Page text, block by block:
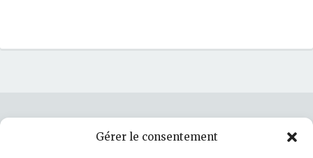
Gérer le consentement